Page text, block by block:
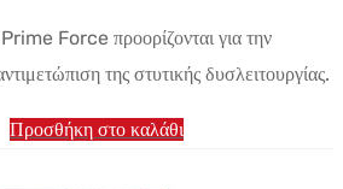
$23.07.
Force προορίζονται για την
της στυτικής δυσλειτουργίας.
Προσθήκη στο καλάθι